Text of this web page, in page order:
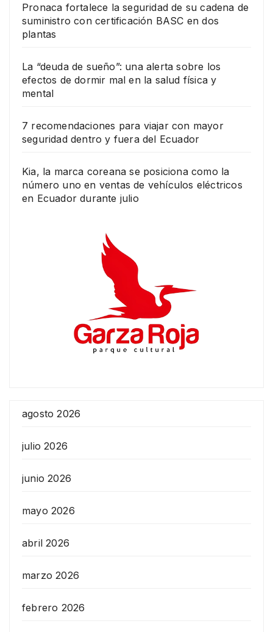
Pronaca fortalece la seguridad de su cadena de
suministro con certificación BASC en dos
plantas
La “deuda de sueño”: una alerta sobre los
efectos de dormir mal en la salud física y
mental
7 recomendaciones para viajar con mayor
seguridad dentro y fuera del Ecuador
Kia, la marca coreana se posiciona como la
número uno en ventas de vehículos eléctricos
en Ecuador durante julio
agosto 2026
julio 2026
junio 2026
mayo 2026
abril 2026
marzo 2026
febrero 2026